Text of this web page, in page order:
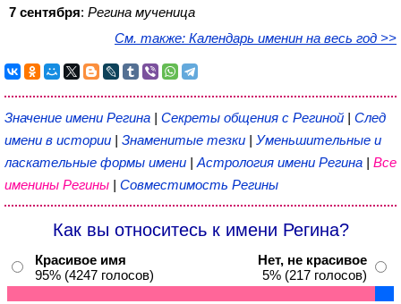
7 сентября: Регина мученица
См. также: Календарь именин на весь год >>
Значение имени Регина | Секреты общения с Региной | След
имени в истории | Знаменитые тезки | Уменьшительные и
ласкательные формы имени | Астрология имени Регина | Все
именины Регины | Совместимость Регины
Как вы относитесь к имени Регина?
Красивое имя
95% (4247 голосов)
Нет, не красивое
5% (217 голосов)